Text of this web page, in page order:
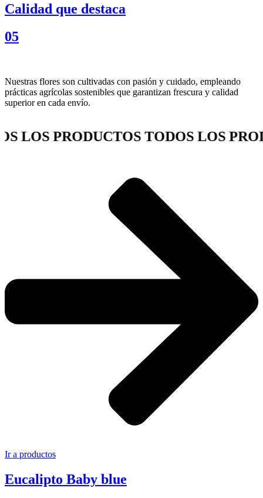
Calidad que destaca
05
Nuestras flores son cultivadas con pasión y cuidado, empleando
prácticas agrícolas sostenibles que garantizan frescura y calidad
superior en cada envío.
LOS PRODUCTOS TODOS LOS
Ir a productos
Eucalipto Baby blue